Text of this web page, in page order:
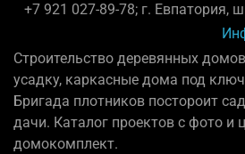
+7 921 027-89-78; г. Евпатория,
Строительство деревянных
усадку, каркасные дома под
Бригада плотников постороит
дачи. Каталог проектов с фото и
домокомплект.